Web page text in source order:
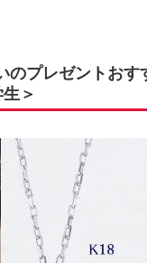
のプレゼントおす
＞